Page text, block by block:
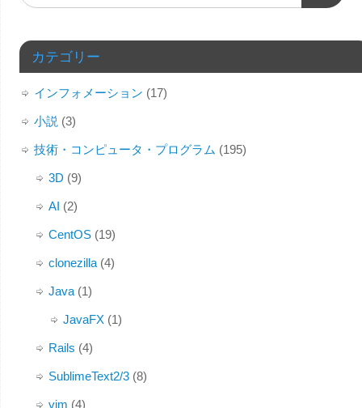
カテゴリー
インフォメーション (17)
小説 (3)
技術・コンピュータ・プログラム (195)
3D (9)
AI (2)
CentOS(19)
clonezilla(4)
Java(1)
JavaFX(1)
Rails (4)
SublimeText2/3(8)
vim (4)